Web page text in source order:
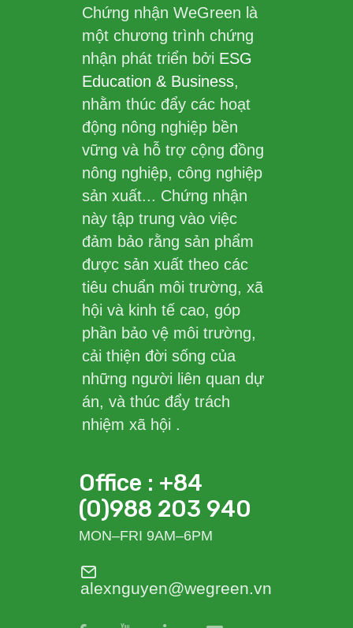
Chứng nhận WeGreen là
một chương trình chứng
nhận phát triển bởi ESG
Education & Business,
nhằm thúc đẩy các hoạt
động nông nghiệp bền
vững và hỗ trợ cộng đồng
nông nghiệp, công nghiệp
sản xuất... Chứng nhận
này tập trung vào việc
đảm bảo rằng sản phẩm
được sản xuất theo các
tiêu chuẩn môi trường, xã
hội và kinh tế cao, góp
phần bảo vệ môi trường,
cải thiện đời sống của
những người liên quan dự
án, và thúc đẩy trách
nhiệm xã hội .
Office : +84
(0)988 203 940
MON–FRI 9AM–6PM
alexnguyen@wegreen.vn